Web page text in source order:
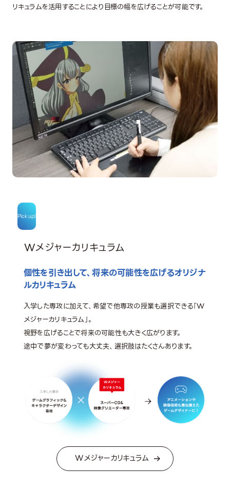
リキュラムを活用することにより目標の幅を広げることが可能です。
Pick up!
Wメジャーカリキュラム
個性を引き出して、将来の可能性を広げるオリジナ
ルカリキュラム
入学した専攻に加えて、希望で他専攻の授業も選択できる「W
メジャーカリキュラム」。
視野を広げることで将来の可能性も大きく広がります。
途中で夢が変わっても大丈夫、選択肢はたくさんあります。
Wメジャーカリキュラム